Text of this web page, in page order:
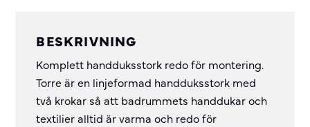
BESKRIVNING
Komplett handduksstork redo för montering.
Torre är en linjeformad handduksstork med
två krokar så att badrummets handdukar och
textilier alltid är varma och redo för